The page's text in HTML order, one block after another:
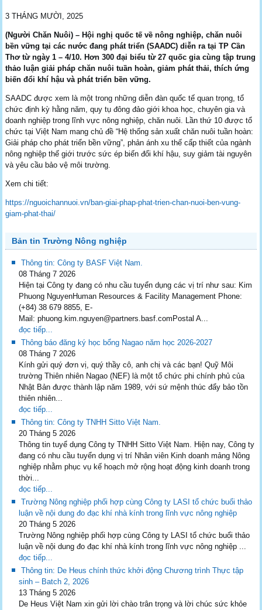
3 THÁNG MƯỜI, 2025
(Người Chăn Nuôi) – Hội nghị quốc tế về nông nghiệp, chăn nuôi
bền vững tại các nước đang phát triển (SAADC) diễn ra tại TP Cần
Thơ từ ngày 1 – 4/10. Hơn 300 đại biểu từ 27 quốc gia cùng tập trung
thảo luận giải pháp chăn nuôi tuần hoàn, giảm phát thải, thích ứng
biến đổi khí hậu và phát triển bền vững.
SAADC được xem là một trong những diễn đàn quốc tế quan trọng, tổ
chức định kỳ hằng năm, quy tụ đông đảo giới khoa học, chuyên gia và
doanh nghiệp trong lĩnh vực nông nghiệp, chăn nuôi. Lần thứ 10 được tổ
chức tại Việt Nam mang chủ đề “Hệ thống sản xuất chăn nuôi tuần hoàn:
Giải pháp cho phát triển bền vững”, phản ánh xu thế cấp thiết của ngành
nông nghiệp thế giới trước sức ép biến đổi khí hậu, suy giảm tài nguyên
và yêu cầu bảo vệ môi trường.
Xem chi tiết:
https://nguoichannuoi.vn/ban-giai-phap-phat-trien-chan-nuoi-ben-vung-
giam-phat-thai/
Bản tin Trường Nông nghiệp
Thông tin: Công ty BASF Việt Nam.
08 Tháng 7 2026
Hiện tại Công ty đang có nhu cầu tuyển dụng các vị trí như sau: Kim
Phuong NguyenHuman Resources & Facility Management Phone:
(+84) 38 679 8855, E-
Mail: phuong.kim.nguyen@partners.basf.comPostal A...
đọc tiếp...
Thông báo đăng ký học bổng Nagao năm học 2026-2027
08 Tháng 7 2026
Kính gửi quý đơn vị, quý thầy cô, anh chị và các bạn! Quỹ Môi
trường Thiên nhiên Nagao (NEF) là một tổ chức phi chính phủ của
Nhật Bản được thành lập năm 1989, với sứ mệnh thúc đẩy bảo tồn
thiên nhiên...
đọc tiếp...
Thông tin: Công ty TNHH Sitto Việt Nam.
20 Tháng 5 2026
Thông tin tuyể dụng Công ty TNHH Sitto Việt Nam. Hiện nay, Công ty
đang có nhu cầu tuyển dụng vị trí Nhân viên Kinh doanh mảng Nông
nghiệp nhằm phục vụ kế hoạch mở rộng hoạt động kinh doanh trong
thời...
đọc tiếp...
Trường Nông nghiệp phối hợp cùng Công ty LASI tổ chức buổi thảo
luận về nội dung đo đạc khí nhà kính trong lĩnh vực nông nghiệp
20 Tháng 5 2026
Trường Nông nghiệp phối hợp cùng Công ty LASI tổ chức buổi thảo
luận về nội dung đo đạc khí nhà kính trong lĩnh vực nông nghiệp ...
đọc tiếp...
Thông tin: De Heus chính thức khởi động Chương trình Thực tập
sinh – Batch 2, 2026
13 Tháng 5 2026
De Heus Việt Nam xin gửi lời chào trân trọng và lời chúc sức khỏe